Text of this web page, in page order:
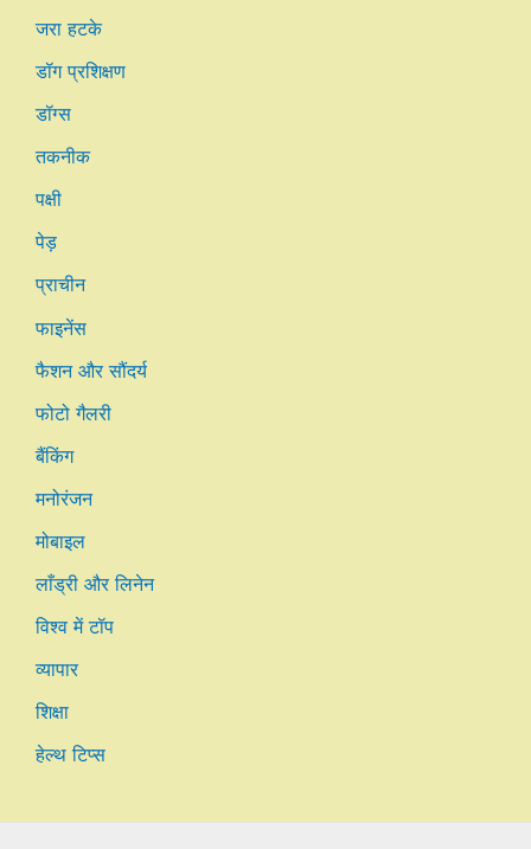
जरा हटके
डॉग प्रशिक्षण
डॉग्स
तकनीक
पक्षी
पेड़
प्राचीन
फाइनेंस
फैशन और सौंदर्य
फोटो गैलरी
बैंकिंग
मनोरंजन
मोबाइल
लाँड्री और लिनेन
विश्व में टॉप
व्यापार
शिक्षा
हेल्थ टिप्स